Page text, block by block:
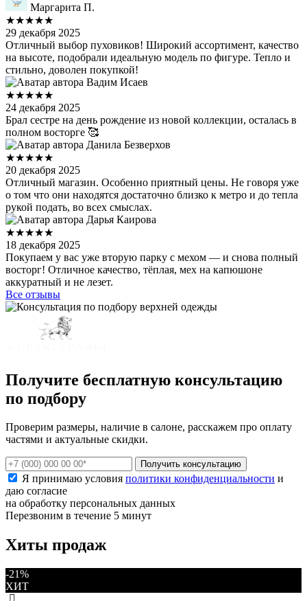
Маргарита П.
★★★★★
29 декабря 2025
Отличный выбор пуховиков! Широкий ассортимент, качество
на высоте, подобрали идеальную модель по фигуре. Тепло и
стильно, доволен покупкой!
Вадим Исаев
★★★★★
24 декабря 2025
Брал сестре на день рождение из новой коллекции, осталась в
полном восторге 🥰
Данила Безверхов
★★★★★
20 декабря 2025
Отличный магазин. Особенно приятный цены. Не говоря уже
о том что они находятся достаточно близко к метро и до тепла
рукой подать, во всех смыслах.
Дарья Каирова
★★★★★
18 декабря 2025
Покупаем у вас уже вторую парку с мехом — и снова полный
восторг! Отличное качество, тёплая, мех на капюшоне
аккуратный и не лезет.
Все отзывы
Получите бесплатную консультацию
по подбору
Проверим размеры, наличие в салоне, расскажем про оплату
частями и актуальные скидки.
Получить консультацию
Я принимаю условия политики конфиденциальности и
даю согласие
на обработку персональных данных
Перезвоним в течение 5 минут
Хиты продаж
-21%
ХИТ